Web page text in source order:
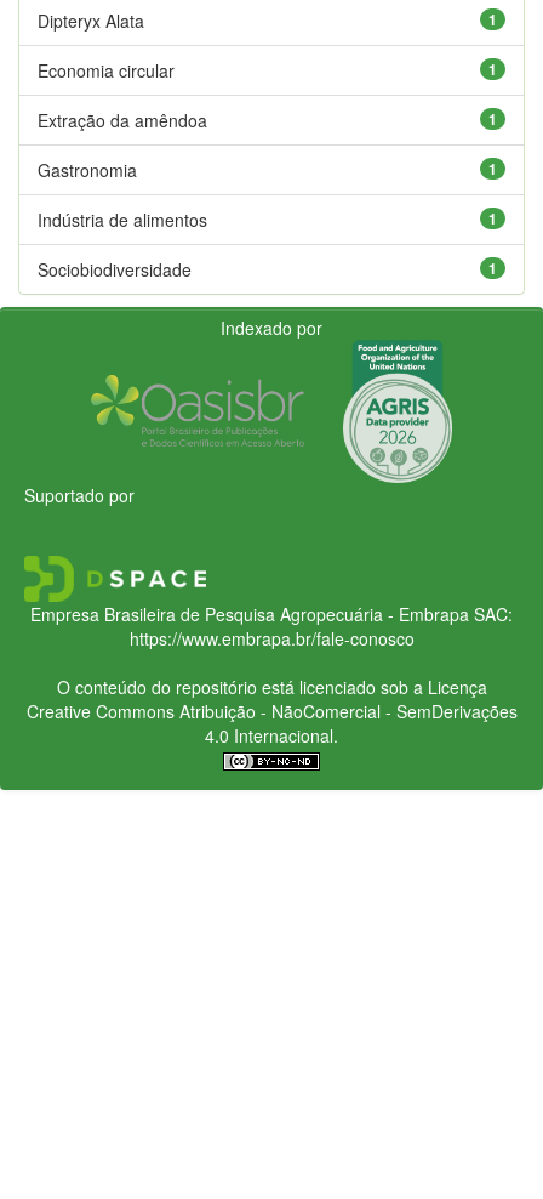
1
Dipteryx Alata
1
Economia circular
1
Extração da amêndoa
1
Gastronomia
1
Indústria de alimentos
1
Sociobiodiversidade
Indexado por
Suportado por
Empresa Brasileira de Pesquisa Agropecuária - Embrapa SAC:
https://www.embrapa.br/fale-conosco
O conteúdo do repositório está licenciado sob a Licença
Creative CommonsAtribuição - NãoComercial - SemDerivações
4.0 Internacional.